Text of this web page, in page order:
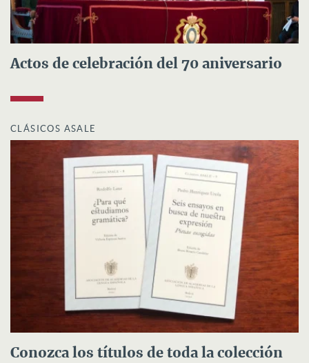
Actos de celebración del 70 aniversario
CLÁSICOS ASALE
Conozca los títulos de toda la colección